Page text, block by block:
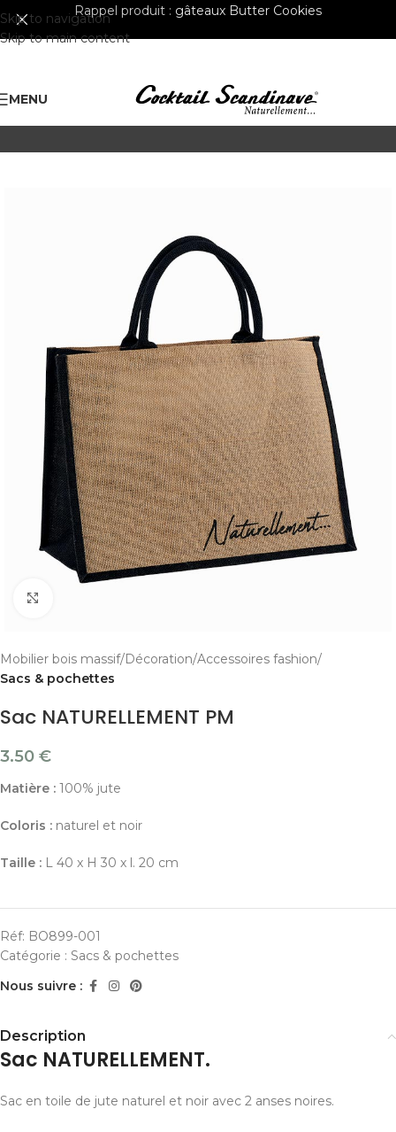
Skip to navigation
Skip to main content
Rappel produit : gâteaux Butter Cookies
MENU
Mobilier bois massif Décoration Accessoires fashion
Sacs & pochettes
Sac NATURELLEMENT PM
3.50 €
Matière : 100% jute
Coloris : naturel et noir
Taille : L 40 x H 30 x l. 20 cm
Réf: BO899-001
Catégorie : Sacs & pochettes
Nous suivre :
Description
Sac NATURELLEMENT.
Sac en toile de jute naturel et noir avec 2 anses noires.